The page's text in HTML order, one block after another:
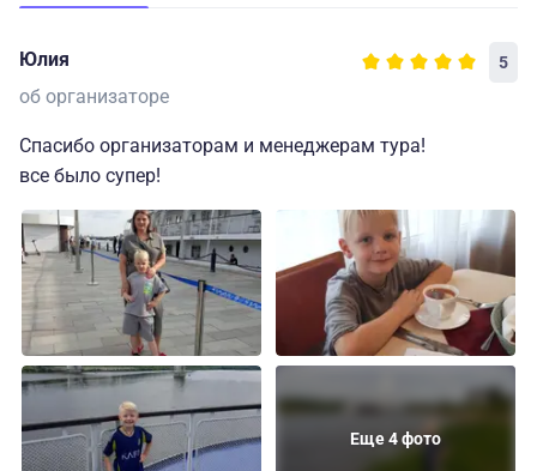
Юлия 5
об организаторе
Спасибо организаторам и менеджерам тура!
все было супер!
Еще 4 фото